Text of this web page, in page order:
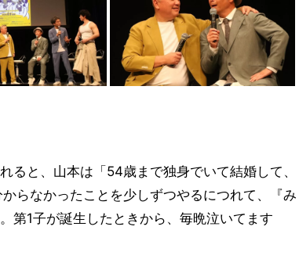
ると、山本は「54歳まで独身でいて結婚して、
らなかったことを少しずつやるにつれて、『み
第1子が誕生したときから、毎晩泣いてます